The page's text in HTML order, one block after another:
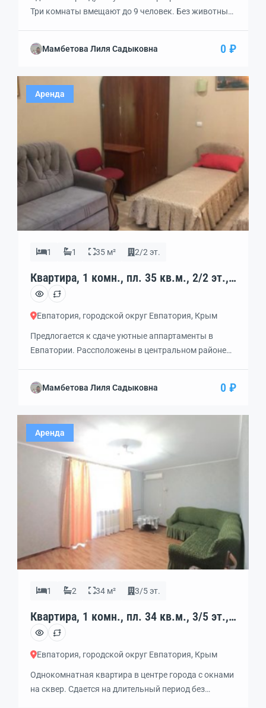
Три комнаты вмещают до 9 человек. Без животных.
Мамбетова Лиля Садыковна 0 ₽
Аренда
1 1 35 м² 2/2 эт.
Квартира, 1 комн., пл. 35 кв.м., 2/2 эт.,
код: 342798
Евпатория, городской округ Евпатория, Крым
Предлогается к сдаче уютные аппартаменты в
Евпатории. Рассположены в центральном районе
минут. Вся необходимая инфраструктура в пешой
набережная, городские достропримичательности,
супермаркеты и так далее. Сами номера в отличном
состоянии, со всем необходимым для проживания.
Во дворе есть […]
Мамбетова Лиля Садыковна 0 ₽
Аренда
1 2 34 м² 3/5 эт.
Квартира, 1 комн., пл. 34 кв.м., 3/5 эт.,
код: 462349
Евпатория, городской округ Евпатория, Крым
Однокомнатная квартира в центре города с окнами
на сквер. Сдается на длительный период без